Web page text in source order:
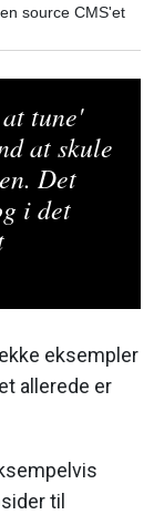
source CMS'et
tune'
at skule
Det
i det
eksempler
allerede er
til